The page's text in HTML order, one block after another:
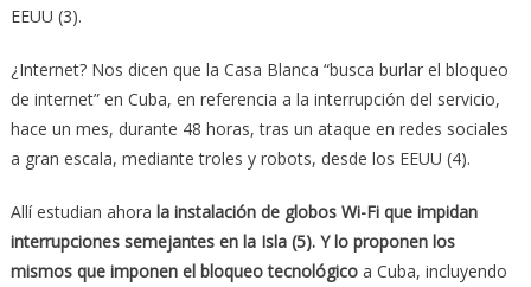
EEUU (3).
¿Internet? Nos dicen que la Casa Blanca “busca burlar el bloqueo
de internet” en Cuba, en referencia a la interrupción del servicio,
hace un mes, durante 48 horas, tras un ataque en redes sociales
a gran escala, mediante troles y robots, desde los EEUU (4).
Allí estudian ahora la instalación de globos Wi-Fi que impidan
interrupciones semejantes en la Isla (5). Y lo proponen los
mismos que imponen el bloqueo tecnológico a Cuba, incluyendo